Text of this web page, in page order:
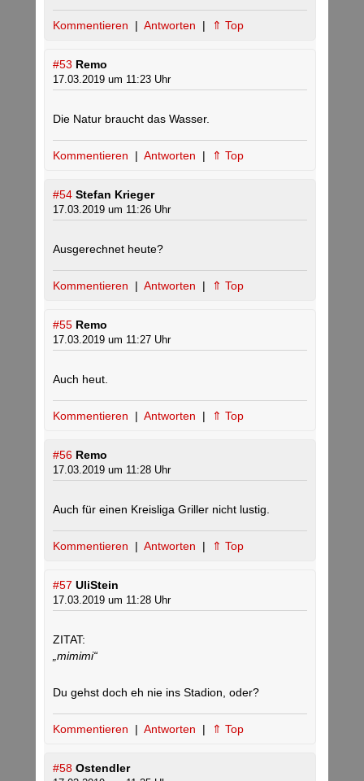
Kommentieren | Antworten | ⇑ Top
#53 Remo
17.03.2019 um 11:23 Uhr
Die Natur braucht das Wasser.
Kommentieren | Antworten | ⇑ Top
#54 Stefan Krieger
17.03.2019 um 11:26 Uhr
Ausgerechnet heute?
Kommentieren | Antworten | ⇑ Top
#55 Remo
17.03.2019 um 11:27 Uhr
Auch heut.
Kommentieren | Antworten | ⇑ Top
#56 Remo
17.03.2019 um 11:28 Uhr
Auch für einen Kreisliga Griller nicht lustig.
Kommentieren | Antworten | ⇑ Top
#57 UliStein
17.03.2019 um 11:28 Uhr
ZITAT:
„mimimi“
Du gehst doch eh nie ins Stadion, oder?
Kommentieren | Antworten | ⇑ Top
#58 Ostendler